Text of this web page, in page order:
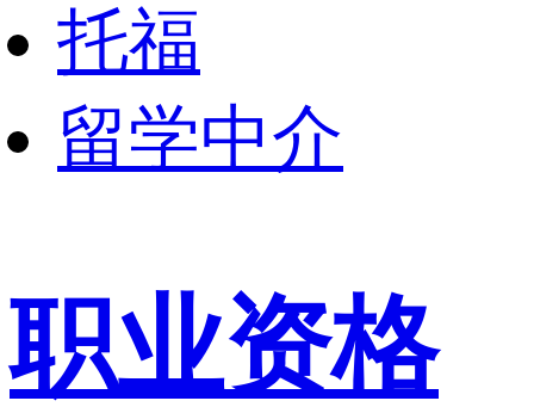
托福
留学中介
职业资格